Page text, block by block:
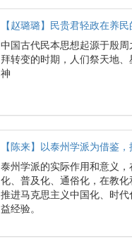
【赵璐璐】民贵君轻政在养
中国古代民本思想起源于殷
拜转变的时期，人们祭天地
神
【陈来】以泰州学派为借鉴
泰州学派的实际作用和意义
化、普及化、通俗化，在教
推进马克思主义中国化、时
益经验。